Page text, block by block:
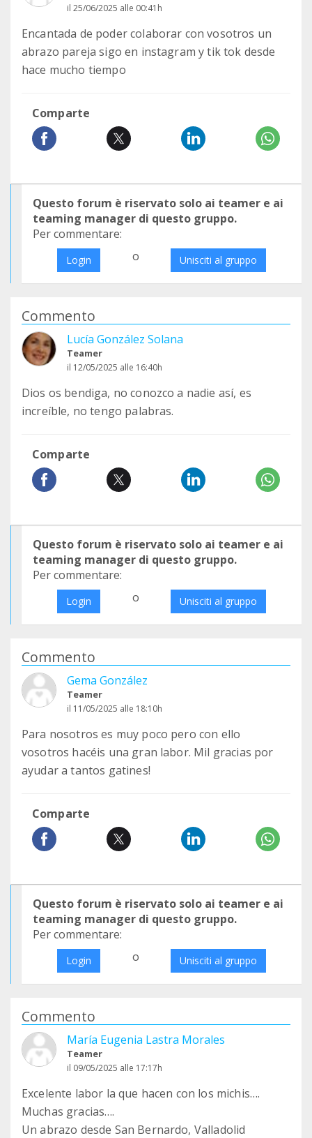
il 25/06/2025 alle 00:41h
Encantada de poder colaborar con vosotros un
abrazo pareja sigo en instagram y tik tok desde
hace mucho tiempo
Comparte
Questo forum è riservato solo ai teamer e ai
teaming manager di questo gruppo.
Per commentare:
Login o Unisciti al gruppo
Commento
Lucía González Solana
Teamer
il 12/05/2025 alle 16:40h
Dios os bendiga, no conozco a nadie así, es
increíble, no tengo palabras.
Comparte
Questo forum è riservato solo ai teamer e ai
teaming manager di questo gruppo.
Per commentare:
Login o Unisciti al gruppo
Commento
Gema González
Teamer
il 11/05/2025 alle 18:10h
Para nosotros es muy poco pero con ello
vosotros hacéis una gran labor. Mil gracias por
ayudar a tantos gatines!
Comparte
Questo forum è riservato solo ai teamer e ai
teaming manager di questo gruppo.
Per commentare:
Login o Unisciti al gruppo
Commento
María Eugenia Lastra Morales
Teamer
il 09/05/2025 alle 17:17h
Excelente labor la que hacen con los michis….
Muchas gracias….
Un abrazo desde San Bernardo, Valladolid